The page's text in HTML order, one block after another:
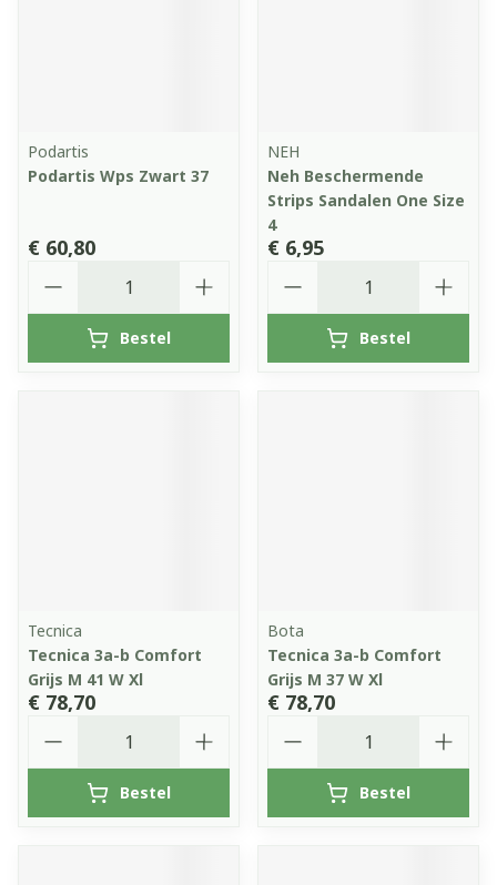
Podartis
Podartis Wps Zwart 37
€ 60,80
Bestel
NEH
Neh Beschermende
Strips Sandalen One Size
4
€ 6,95
Bestel
Tecnica
Tecnica 3a-b Comfort
Grijs M 41 W Xl
€ 78,70
Bestel
Bota
Tecnica 3a-b Comfort
Grijs M 37 W Xl
€ 78,70
Bestel